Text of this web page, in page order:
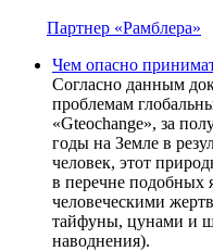
Партнер «Рамблера»
Чем опасно
Согласно данным
проблемам
«Gteochange», за
годы на Земле в
человек, этот
в перечне подобных
человеческими
тайфуны, цунами и
наводнения).